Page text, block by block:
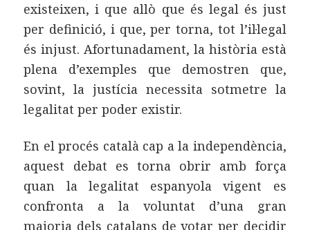
existeixen, i que allò que és legal és just
per definició, i que, per torna, tot l’il·legal
és injust. Afortunadament, la història està
plena d’exemples que demostren que,
sovint, la justícia necessita sotmetre la
legalitat per poder existir.
En el procés català cap a la independència,
aquest debat es torna obrir amb força
quan la legalitat espanyola vigent es
confronta a la voluntat d’una gran
majoria dels catalans de votar per decidir